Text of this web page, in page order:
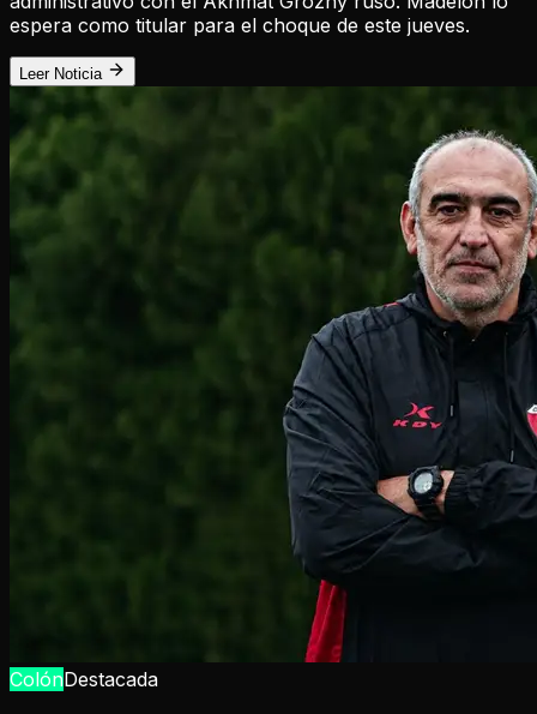
espera como titular para el choque de este jueves.
Leer Noticia
ColónDestacada